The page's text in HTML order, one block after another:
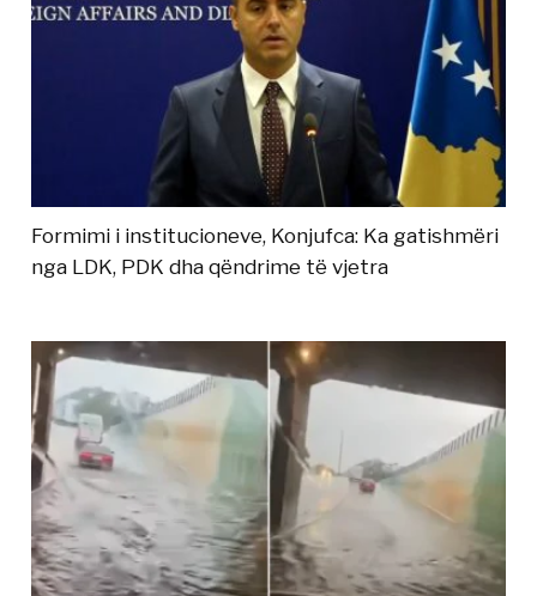
Formimi i institucioneve, Konjufca: Ka gatishmëri
nga LDK, PDK dha qëndrime të vjetra